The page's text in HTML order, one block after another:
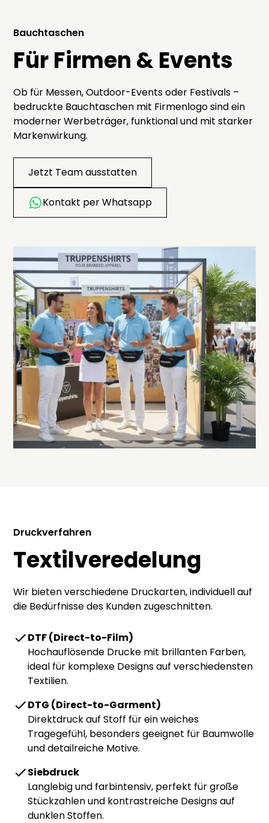
Bauchtaschen
Für Firmen & Events
Ob für Messen, Outdoor-Events oder Festivals –
bedruckte Bauchtaschen mit Firmenlogo sind ein
moderner Werbeträger, funktional und mit starker
Markenwirkung.
Jetzt Team ausstatten
Kontakt per Whatsapp
Druckverfahren
Textilveredelung
Wir bieten verschiedene Druckarten, individuell auf
die Bedürfnisse des Kunden zugeschnitten.
DTF (Direct-to-Film)
Hochauflösende Drucke mit brillanten Farben,
ideal für komplexe Designs auf verschiedensten
Textilien.
DTG (Direct-to-Garment)
Direktdruck auf Stoff für ein weiches
Tragegefühl, besonders geeignet für Baumwolle
und detailreiche Motive.
Siebdruck
Langlebig und farbintensiv, perfekt für große
Stückzahlen und kontrastreiche Designs auf
dunklen Stoffen.